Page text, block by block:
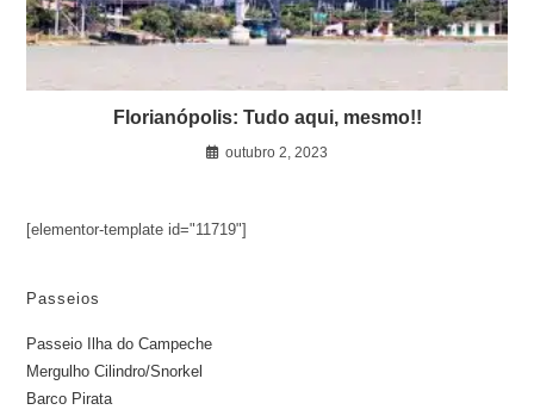
Florianópolis: Tudo aqui, mesmo!!
outubro 2, 2023
[elementor-template id="11719"]
Passeios
Passeio Ilha do Campeche
Mergulho Cilindro/Snorkel
Barco Pirata